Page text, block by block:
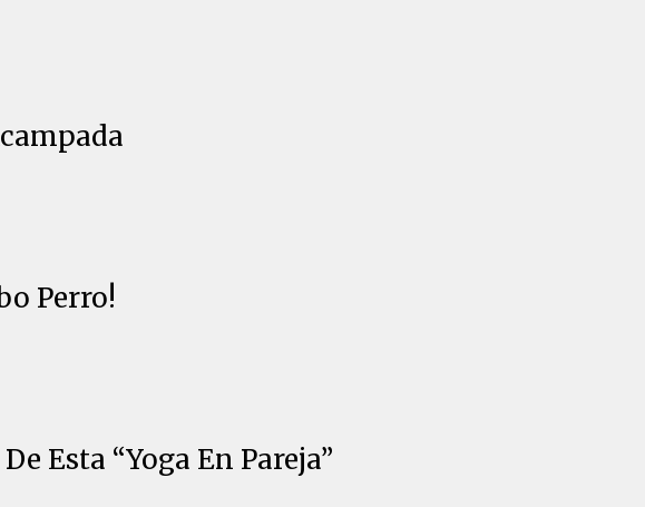
Perro!
Esta “Yoga En Pareja”